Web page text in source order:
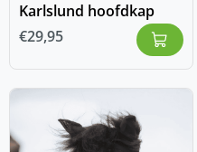
Karlslund hoofdkap
€29,95